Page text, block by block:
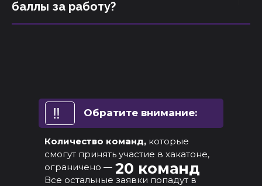
баллы за работу?
Обратите внимание:
Количество команд, которые
смогут принять участие в хакатоне,
ограничено —
Все остальные заявки попадут в
20 команд
‼️